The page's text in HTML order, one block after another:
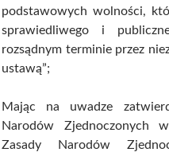
podstawowych wolności,
sprawiedliwego i
rozsądnym terminie przez
ustawą”;
Mając na uwadze
Narodów Zjednoczonych
Zasady Narodów